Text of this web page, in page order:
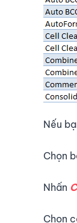
Nếu
Chọn
Nhấn
Chọn